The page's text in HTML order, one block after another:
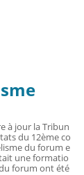
à jour la Tribun
du 12ème co
du forum e
une formatio
forum ont été